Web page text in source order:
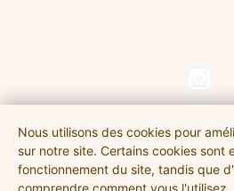
Nous utilisons des cookies pour
sur notre site. Certains cookies sont
fonctionnement du site, tandis que
comprendre comment vous l'utilisez.
NOS PRODUITS